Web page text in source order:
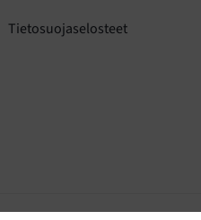
Tietosuojaselosteet